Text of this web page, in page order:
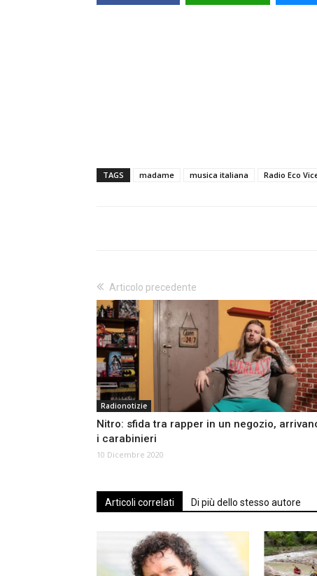
TAGS madame musica italiana Radio Eco
Articolo precedente
Radionotizie
Nitro: sfida tra rapper in un negozio,
i carabinieri
10 Dicembre 2020
Articoli correlati Di più dello stesso autore